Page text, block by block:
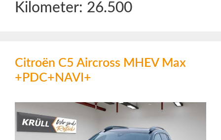
Kilometer: 26.500
Citroën C5 Aircross MHEV Max
+PDC+NAVI+